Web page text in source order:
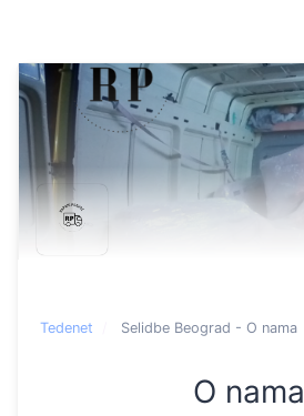
Tedenet Selidbe Beograd - O nama
O nama